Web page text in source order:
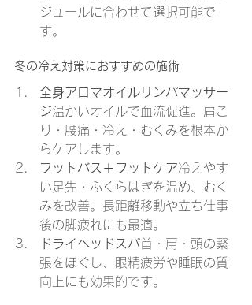
ジュールに合わせて選択可能で
す。
冬の冷え対策におすすめの施術
全身アロマオイルリンパマッサー
ジ温かいオイルで血流促進。肩こ
り・腰痛・冷え・むくみを根本か
らケアします。
フットバス＋フットケア冷えやす
い足先・ふくらはぎを温め、むく
みを改善。長距離移動や立ち仕事
後の脚疲れにも最適。
ドライヘッドスパ首・肩・頭の緊
張をほぐし、眼精疲労や睡眠の質
向上にも効果的です。